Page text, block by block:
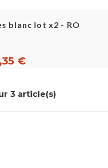
blanc lot x2 - ROBUR
€
3 article(s)